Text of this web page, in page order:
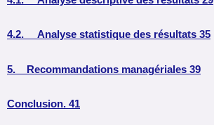
4.2. Analyse statistique des résultats 35
5. Recommandations managériales 39
Conclusion. 41